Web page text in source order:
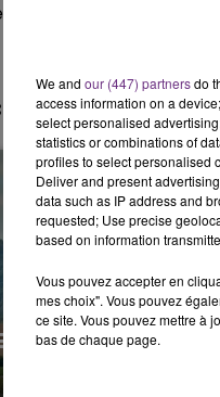
il faut déjà
DE CHOOZ
We and our (447) partnersdo
access information on a
select personalised
statistics or combinations of
profiles to select personalised
Deliver and present
data such as IP address and
requested; Use precise
based on information
Vous pouvez accepter en
mes choix". Vous pouvez
ce site. Vous pouvez mettre à
bas de chaque page.